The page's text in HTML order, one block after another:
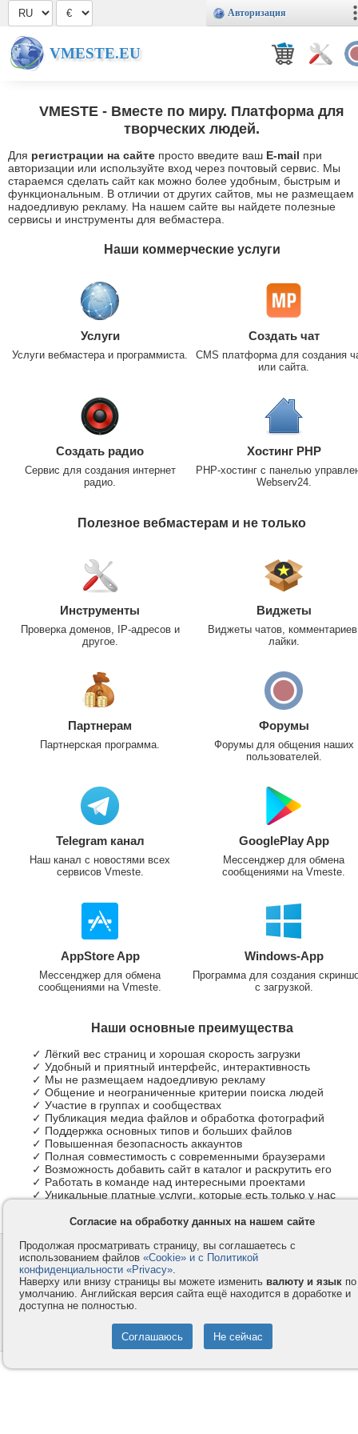
Авторизация
VMESTE.EU
VMESTE - Вместе по миру. Платформа для
творческих людей.
Для регистрации на сайте просто введите ваш E-mail при
авторизации или используйте вход через почтовый сервис. Мы
стараемся сделать сайт как можно более удобным, быстрым и
функциональным. В отличии от других сайтов, мы не размещаем
надоедливую рекламу. На нашем сайте вы найдете полезные
сервисы и инструменты для вебмастера.
Наши коммерческие услуги
Услуги
Услуги вебмастера и программиста.
Создать чат
CMS платформа для создания
или сайта.
Создать радио
Сервис для создания интернет
радио.
Хостинг PHP
PHP-хостинг с панелью
Webserv24.
Полезное вебмастерам и не только
Инструменты
Проверка доменов, IP-адресов и
другое.
Виджеты
Виджеты чатов,
лайки.
Партнерам
Партнерская программа.
Форумы
Форумы для общения наших
пользователей.
Telegram канал
Наш канал с новостями всех
сервисов Vmeste.
GooglePlay App
Мессенджер для обмена
сообщениями на Vmeste.
AppStore App
Мессенджер для обмена
сообщениями на Vmeste.
Windows-App
Программа для создания
с загрузкой.
Наши основные преимущества
✓ Лёгкий вес страниц и хорошая скорость загрузки
✓ Удобный и приятный интерфейс, интерактивность
✓ Мы не размещаем надоедливую рекламу
✓ Общение и неограниченные критерии поиска людей
✓ Участие в группах и сообществах
✓ Публикация медиа файлов и обработка фотографий
✓ Поддержка основных типов и больших файлов
✓ Повышенная безопасность аккаунтов
✓ Полная совместимость с современными браузерами
✓ Возможность добавить сайт в каталог и раскрутить его
✓ Работать в команде над интересными проектами
✓ Уникальные платные услуги, которые есть только у нас
Контакты
Компания
Privacy и Cookie
Услуги
Как оплатить
Помощь
© 2008-2026
- Все права защищены.
Согласие на обработку данных на нашем сайте
Продолжая просматривать страницу, вы соглашаетесь с
использованием файлов «Cookie» и с Политикой
конфиденциальности «Privacy».
Наверху или внизу страницы вы можете изменить валюту и язык по
умолчанию. Английская версия сайта ещё находится в доработке и
доступна не полностью.